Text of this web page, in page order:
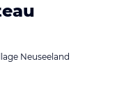
Neuseeland